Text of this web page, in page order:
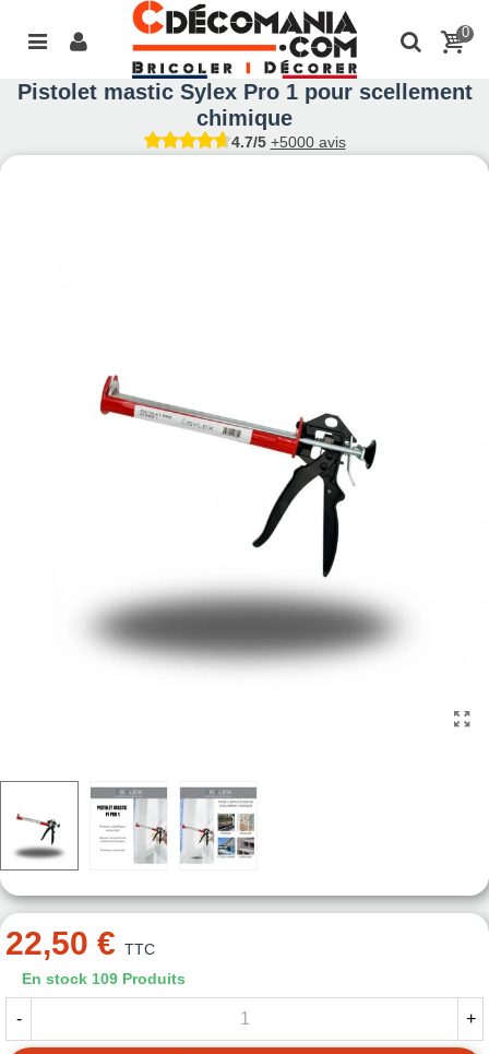
0
Pistolet mastic Sylex Pro 1 pour scellement
chimique
4.7/5 +5000 avis
22,50 € TTC
En stock 109 Produits
- +